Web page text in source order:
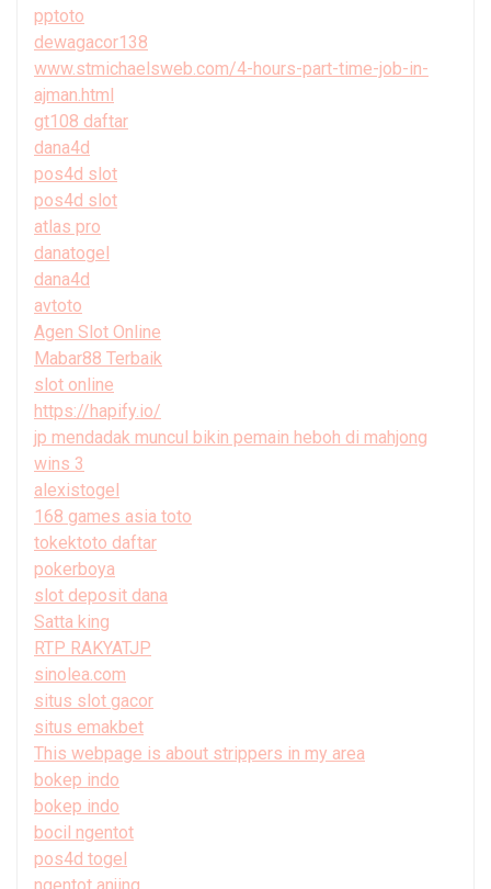
pptoto
dewagacor138
www.stmichaelsweb.com/4-hours-part-time-job-in-
ajman.html
gt108 daftar
dana4d
pos4d slot
pos4d slot
atlas pro
danatogel
dana4d
avtoto
Agen Slot Online
Mabar88 Terbaik
slot online
https://hapify.io/
jp mendadak muncul bikin pemain heboh di mahjong
wins 3
alexistogel
168 games asia toto
tokektoto daftar
pokerboya
slot deposit dana
Satta king
RTP RAKYATJP
sinolea.com
situs slot gacor
situs emakbet
This webpage is about strippers in my area
bokep indo
bokep indo
bocil ngentot
pos4d togel